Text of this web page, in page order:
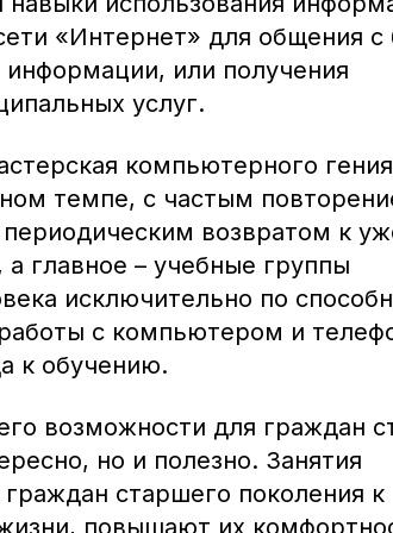
«Интернет» для общения с
или получения
услуг.
компьютерного
темпе, с частым
возвратом к
главное – учебные группы
исключительно по
с компьютером и
к обучению.
возможности для граждан
но и полезно. Занятия
старшего поколения к
повышают их